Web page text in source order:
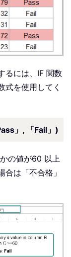
るには、IF 関数
式を使用してく
」, 「Fail」)
の値が60 以上
は「不合格」